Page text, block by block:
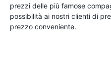
prezzi delle più famose
possibilità ai nostri clienti di
prezzo conveniente.